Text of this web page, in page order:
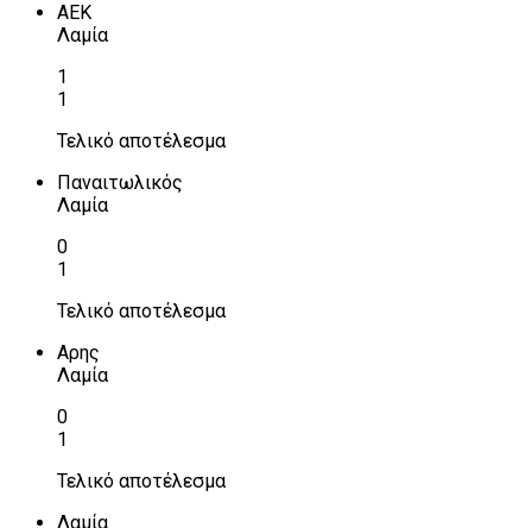
ΑΕΚ
Λαμία
1
1
Τελικό αποτέλεσμα
Παναιτωλικός
Λαμία
0
1
Τελικό αποτέλεσμα
Αρης
Λαμία
0
1
Τελικό αποτέλεσμα
Λαμία